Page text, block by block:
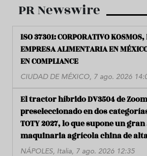
PR Newswire
ISO 37301: CORPORATIVO
EMPRESA ALIMENTARIA EN
EN COMPLIANCE
CIUDAD DE MÉXICO, 7 ago. 2026
El tractor híbrido DV3504 de
preseleccionado en dos
TOTY 2027, lo que supone un
maquinaria agrícola china de
NÁPOLES, Italia, 7 ago. 2026 12:35